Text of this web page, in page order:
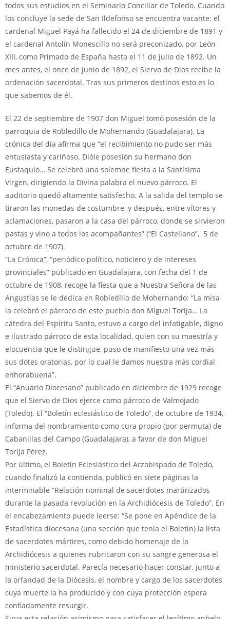
todos sus estudios en el Seminario Conciliar de Toledo. Cuando
los concluye la sede de San Ildefonso se encuentra vacante: el
cardenal Miguel Payá ha fallecido el 24 de diciembre de 1891 y
el cardenal Antolín Monescillo no será preconizado, por León
XIII, como Primado de España hasta el 11 de julio de 1892. Un
mes antes, el once de junio de 1892, el Siervo de Dios recibe la
ordenación sacerdotal. Tras sus primeros destinos esto es lo
que sabemos de él.
El 22 de septiembre de 1907 don Miguel tomó posesión de la
parroquia de Robledillo de Mohernando (Guadalajara). La
crónica del día afirma que “el recibimiento no pudo ser más
entusiasta y cariñoso. Dióle posesión su hermano don
Eustaquio… Se celebró una solemne fiesta a la Santísima
Virgen, dirigiendo la Divina palabra el nuevo párroco. El
auditorio quedó altamente satisfecho. A la salida del templo se
tiraron las monedas de costumbre, y después, entre vítores y
aclamaciones, pasaron a la casa del párroco, donde se sirvieron
pastas y vino a todos los acompañantes” (“El Castellano”, 5 de
octubre de 1907).
“La Crónica”, “periódico político, noticiero y de intereses
provinciales” publicado en Guadalajara, con fecha del 1 de
octubre de 1908, recoge la fiesta que a Nuestra Señora de las
Angustias se le dedica en Robledillo de Mohernando: “La misa
la celebró el párroco de este pueblo don Miguel Torija… La
cátedra del Espíritu Santo, estuvo a cargo del infatigable, digno
e ilustrado párroco de esta localidad, quien con su maestría y
elocuencia que le distingue, puso de manifiesto una vez más
sus dotes oratorias, por lo cual le damos nuestra más cordial
enhorabuena”.
El “Anuario Diocesano” publicado en diciembre de 1929 recoge
que el Siervo de Dios ejerce como párroco de Valmojado
(Toledo). El “Boletín eclesiástico de Toledo”, de octubre de 1934,
informa del nombramiento como cura propio (por permuta) de
Cabanillas del Campo (Guadalajara), a favor de don Miguel
Torija Pérez.
Por último, el Boletín Eclesiástico del Arzobispado de Toledo,
cuando finalizó la contienda, publicó en siete páginas la
interminable “Relación nominal de sacerdotes martirizados
durante la pasada revolución en la Archidiócesis de Toledo”. En
el encabezamiento puede leerse: “Se pone en Apéndice de la
Estadística diocesana (una sección que tenía el Boletín) la lista
de sacerdotes mártires, como debido homenaje de la
Archidiócesis a quienes rubricaron con su sangre generosa el
ministerio sacerdotal. Parecía necesario hacer constar, junto a
la orfandad de la Diócesis, el nombre y cargo de los sacerdotes
cuya muerte la ha producido y con cuya protección espera
confiadamente resurgir.